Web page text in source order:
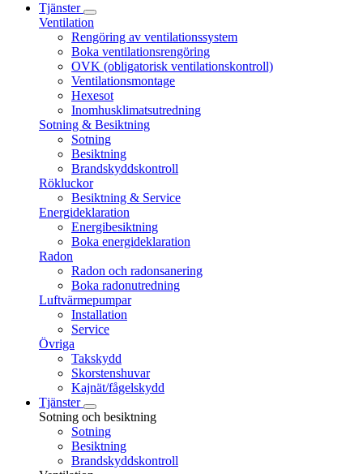
Tjänster
Ventilation
Rengöring av ventilationssystem
Boka ventilationsrengöring
OVK (obligatorisk ventilationskontroll)
Ventilationsmontage
Hexesot
Inomhusklimatsutredning
Sotning & Besiktning
Sotning
Besiktning
Brandskyddskontroll
Rökluckor
Besiktning & Service
Energideklaration
Energibesiktning
Boka energideklaration
Radon
Radon och radonsanering
Boka radonutredning
Luftvärmepumpar
Installation
Service
Övriga
Takskydd
Skorstenshuvar
Kajnät/fågelskydd
Tjänster
Sotning och besiktning
Sotning
Besiktning
Brandskyddskontroll